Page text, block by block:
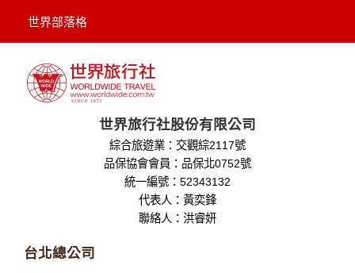
世界部落格
世界旅行社股份有限公司
綜合旅遊業：交觀綜2117號
品保協會會員：品保北0752號
統一編號：52343132
代表人：黃奕鋒
聯絡人：洪睿妍
台北總公司